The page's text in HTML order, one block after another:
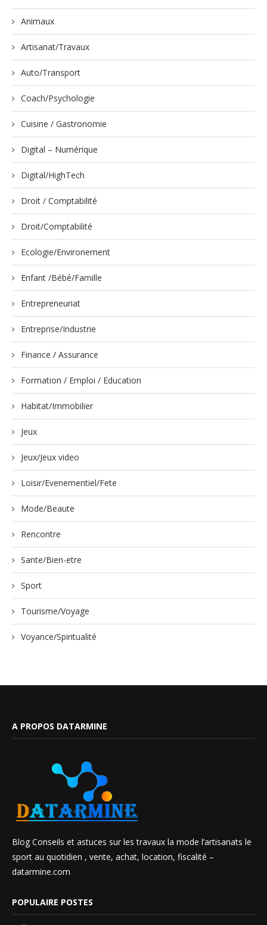
Animaux
Artisanat/Travaux
Auto/Transport
Coach/Psychologie
Cuisine / Gastronomie
Digital – Numérique
Digital/HighTech
Droit / Comptabilité
Droit/Comptabilité
Ecologie/Environement
Enfant /Bébé/Famille
Entrepreneuriat
Entreprise/Industrie
Finance / Assurance
Formation / Emploi / Education
Habitat/Immobilier
Jeux
Jeux/Jeux video
Loisir/Evenementiel/Fete
Mode/Beaute
Rencontre
Sante/Bien-etre
Sport
Tourisme/Voyage
Voyance/Spiritualité
A PROPOS DATARMINE
Blog Conseils et astuces sur les travaux la mode l’artisanats le
sport au quotidien , vente, achat, location, fiscalité –
datarmine.com
POPULAIRE POSTES